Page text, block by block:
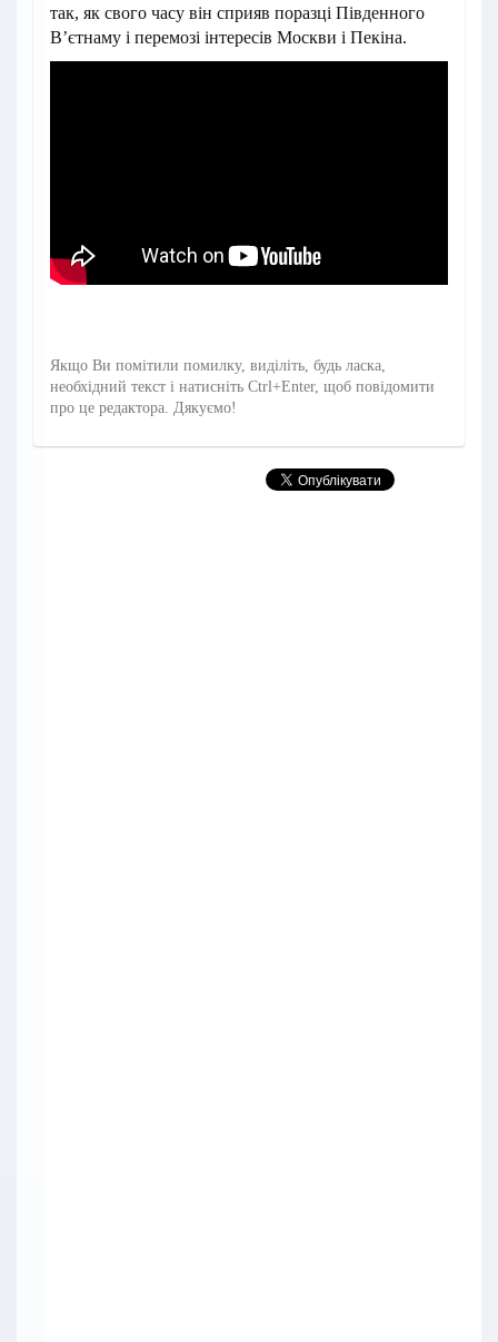
так, як свого часу він сприяв поразці Південного
В’єтнаму і перемозі інтересів Москви і Пекіна.
Якщо Ви помітили помилку, виділіть, будь ласка,
необхідний текст і натисніть Ctrl+Enter, щоб повідомити
про це редактора. Дякуємо!